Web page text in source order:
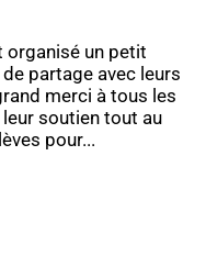
organisé un petit
partage avec leurs
merci à tous les
soutien tout au
pour...